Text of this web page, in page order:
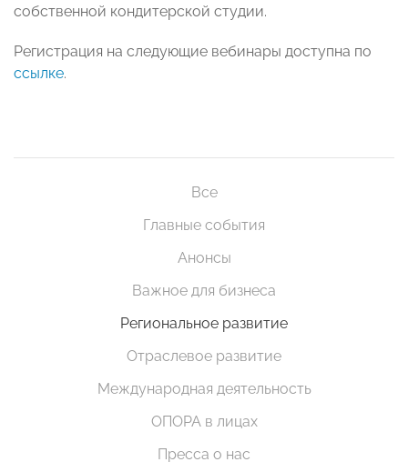
собственной кондитерской студии.
Регистрация на следующие вебинары доступна по
ссылке.
Все
Главные события
Анонсы
Важное для бизнеса
Региональное развитие
Отраслевое развитие
Международная деятельность
ОПОРА в лицах
Пресса о нас